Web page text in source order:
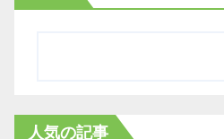
人気の記事